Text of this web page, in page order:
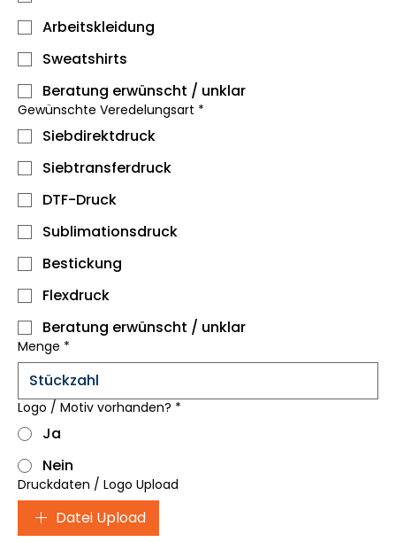
Arbeitskleidung
Sweatshirts
Beratung erwünscht / unklar
Gewünschte Veredelungsart *
Siebdirektdruck
Siebtransferdruck
DTF-Druck
Sublimationsdruck
Bestickung
Flexdruck
Beratung erwünscht / unklar
Menge *
Logo / Motiv vorhanden? *
Ja
Nein
Druckdaten / Logo Upload
Datei Upload